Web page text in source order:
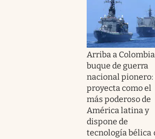
Arriba a
buque de guerra
nacional pionero:
proyecta como el
más poderoso de
América latina y
dispone de
tecnología bélica